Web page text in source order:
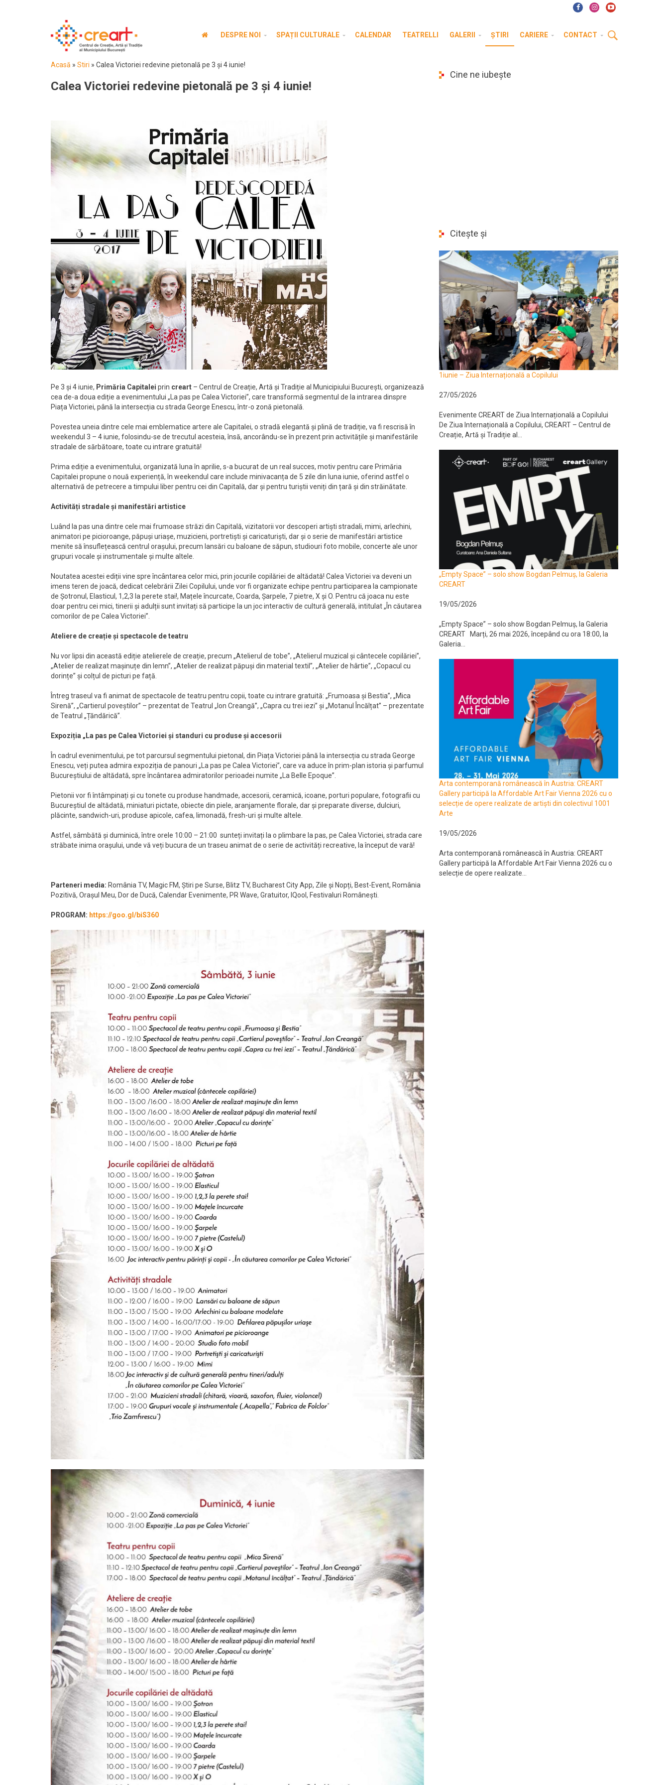
DESPRE NOI SPAȚII CULTURALE CALENDAR TEATRELLI GALERII ȘTIRI CARIERE CONTACT
Acasă » Stiri » Calea Victoriei redevine pietonală pe 3 și 4 iunie!
Calea Victoriei redevine pietonală pe 3 și 4 iunie!
Pe 3 și 4 iunie, Primăria Capitalei prin creart – Centrul de Creație, Artă și Tradiție al Municipiului București, organizează
cea de-a doua ediție a evenimentului „La pas pe Calea Victoriei”, care transformă segmentul de la intrarea dinspre
Piața Victoriei, până la intersecția cu strada George Enescu, într-o zonă pietonală.
Povestea uneia dintre cele mai emblematice artere ale Capitalei, o stradă elegantă și plină de tradiție, va fi rescrisă în
weekendul 3 – 4 iunie, folosindu-se de trecutul acesteia, însă, ancorându-se în prezent prin activitățile și manifestările
stradale de sărbătoare, toate cu intrare gratuită!
Prima ediție a evenimentului, organizată luna în aprilie, s-a bucurat de un real succes, motiv pentru care Primăria
Capitalei propune o nouă experiență, în weekendul care include minivacanța de 5 zile din luna iunie, oferind astfel o
alternativă de petrecere a timpului liber pentru cei din Capitală, dar și pentru turiștii veniți din țară și din străinătate.
Activități stradale și manifestări artistice
Luând la pas una dintre cele mai frumoase străzi din Capitală, vizitatorii vor descoperi artiști stradali, mimi, arlechini,
animatori pe picioroange, păpuși uriașe, muzicieni, portretiști și caricaturiști, dar și o serie de manifestări artistice
menite să însuflețească centrul orașului, precum lansări cu baloane de săpun, studiouri foto mobile, concerte ale unor
grupuri vocale și instrumentale și multe altele.
Noutatea acestei ediții vine spre încântarea celor mici, prin jocurile copilăriei de altădată! Calea Victoriei va deveni un
imens teren de joacă, dedicat celebrării Zilei Copilului, unde vor fi organizate echipe pentru participarea la campionate
de Șotronul, Elasticul, 1,2,3 la perete stai!, Mațele încurcate, Coarda, Șarpele, 7 pietre, X și O. Pentru că joaca nu este
doar pentru cei mici, tinerii și adulții sunt invitați să participe la un joc interactiv de cultură generală, intitulat „În căutarea
comorilor de pe Calea Victoriei”.
Ateliere de creație și spectacole de teatru
Nu vor lipsi din această ediție atelierele de creație, precum „Atelierul de tobe”, „Atelierul muzical și cântecele copilăriei”,
„Atelier de realizat mașinuțe din lemn”, „Atelier de realizat păpuși din material textil”, „Atelier de hârtie”, „Copacul cu
dorințe” și colțul de picturi pe față.
Întreg traseul va fi animat de spectacole de teatru pentru copii, toate cu intrare gratuită: „Frumoasa și Bestia”, „Mica
Sirenă”, „Cartierul poveștilor” – prezentat de Teatrul „Ion Creangă”, „Capra cu trei iezi” și „Motanul Încălțat” – prezentate
de Teatrul „Țăndărică”.
Expoziția „La pas pe Calea Victoriei și standuri cu produse și accesorii
În cadrul evenimentului, pe tot parcursul segmentului pietonal, din Piața Victoriei până la intersecția cu strada George
Enescu, veți putea admira expoziția de panouri „La pas pe Calea Victoriei”, care va aduce în prim-plan istoria și parfumul
Bucureștiului de altădată, spre încântarea admiratorilor perioadei numite „La Belle Epoque”.
Pietonii vor fi întâmpinați și cu tonete cu produse handmade, accesorii, ceramică, icoane, porturi populare, fotografii cu
Bucureștiul de altădată, miniaturi pictate, obiecte din piele, aranjamente florale, dar și preparate diverse, dulciuri,
plăcinte, sandwich-uri, produse apicole, cafea, limonadă, fresh-uri și multe altele.
Astfel, sâmbătă și duminică, între orele 10:00 – 21:00 sunteți invitați la o plimbare la pas, pe Calea Victoriei, strada care
străbate inima orașului, unde vă veți bucura de un traseu animat de o serie de activități recreative, la început de vară!
Parteneri media: România TV, Magic FM, Știri pe Surse, Blitz TV, Bucharest City App, Zile și Nopți, Best-Event, România
Pozitivă, Orașul Meu, Dor de Ducă, Calendar Evenimente, PR Wave, Gratuitor, IQool, Festivaluri Românești.
PROGRAM: https://goo.gl/biS360
Cine ne iubește
Citește și
1iunie – Ziua Internațională a Copilului
27/05/2026
Evenimente CREART de Ziua Internațională a Copilului
De Ziua Internațională a Copilului, CREART – Centrul de
Creație, Artă și Tradiție al...
„Empty Space” – solo show Bogdan Pelmuș, la Galeria
CREART
19/05/2026
„Empty Space” – solo show Bogdan Pelmuș, la Galeria
CREART Marți, 26 mai 2026, începând cu ora 18:00, la
Galeria...
Arta contemporană românească în Austria: CREART
Gallery participă la Affordable Art Fair Vienna 2026 cu o
selecție de opere realizate de artiști din colectivul 1001
Arte
19/05/2026
Arta contemporană românească în Austria: CREART
Gallery participă la Affordable Art Fair Vienna 2026 cu o
selecție de opere realizate...